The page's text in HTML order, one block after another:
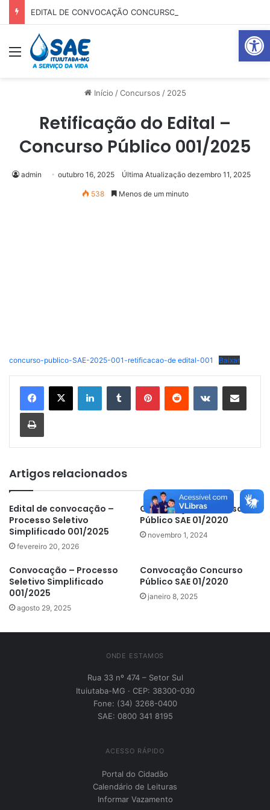
Abrir
EDITAL DE CONVOCAÇÃO CONCURSO 01-2025
Menu
Início / Concursos / 2025
Retificação do Edital –
Concurso Público 001/2025
admin outubro 16, 2025 Última Atualização dezembro 11, 2025
538 Menos de um minuto
concurso-publico-SAE-2025-001-retificacao-de edital-001 Baixar
LinkedinTumblr PinterestReddit VK Compartilhar via e-mail
Imprimir
Artigos relacionados
Edital de convocação –
Processo Seletivo
Simplificado 001/2025
fevereiro 20, 2026
Convocação Concurso
Público SAE 01/2020
novembro 1, 2024
Convocação – Processo
Seletivo Simplificado
001/2025
agosto 29, 2025
Convocação Concurso
Público SAE 01/2020
janeiro 8, 2025
ONDE ESTAMOS
Rua 33 nº 474 – Setor Sul
Ituiutaba-MG · CEP: 38300-030
Fone: (34) 3268-0400
SAE: 0800 341 8195
ACESSO RÁPIDO
Portal do Cidadão
Calendário de Leituras
Informar Vazamento